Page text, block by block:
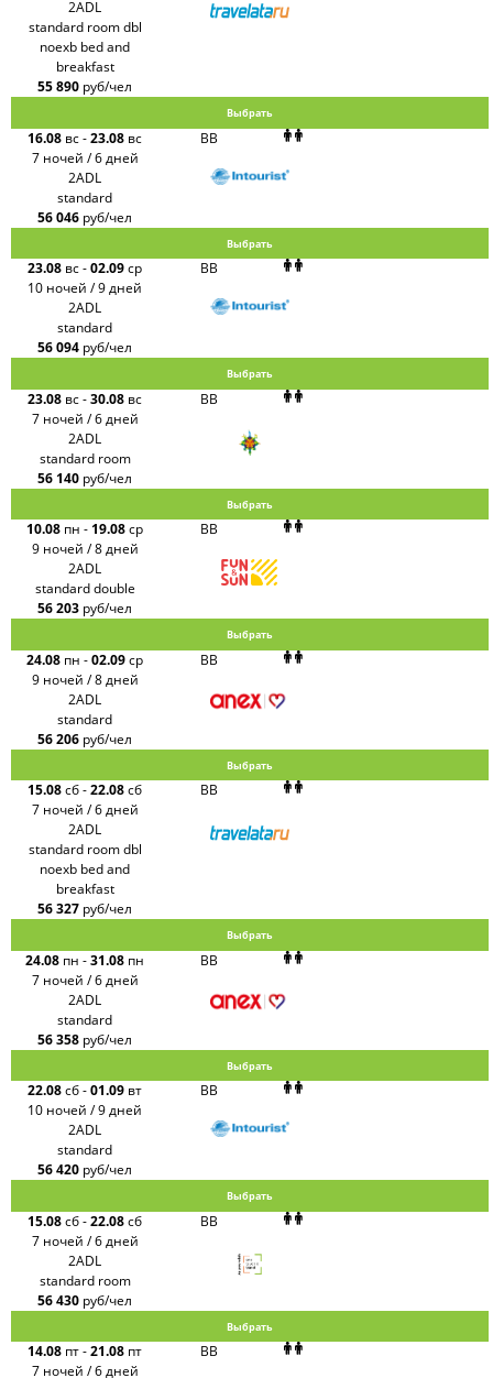
2ADL
standard room dbl
noexb bed and
breakfast
55 890 руб/чел
Выбрать
16.08 вс-23.08 вс
7 ночей / 6 дней
BB
2ADL
standard
56 046 руб/чел
Выбрать
23.08 вс-02.09ср
10 ночей / 9 дней
BB
2ADL
standard
56 094 руб/чел
Выбрать
23.08 вс-30.08 вс
7 ночей / 6 дней
BB
2ADL
standard room
56 140 руб/чел
Выбрать
10.08 пн - 19.08ср
9 ночей / 8 дней
BB
2ADL
standard double
56 203 руб/чел
Выбрать
24.08 пн -02.09ср
9 ночей / 8 дней
BB
2ADL
standard
56 206 руб/чел
Выбрать
15.08сб-22.08сб
7 ночей / 6 дней
BB
2ADL
standard room dbl
noexb bed and
breakfast
56 327 руб/чел
Выбрать
24.08 пн -31.08 пн
7 ночей / 6 дней
BB
2ADL
standard
56 358 руб/чел
Выбрать
22.08сб-01.09 вт
10 ночей / 9 дней
BB
2ADL
standard
56 420 руб/чел
Выбрать
15.08сб-22.08сб
7 ночей / 6 дней
BB
2ADL
standard room
56 430 руб/чел
Выбрать
14.08 пт-21.08 пт
7 ночей / 6 дней
BB